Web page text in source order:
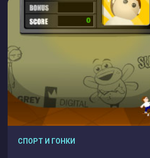
СПОРТ И ГОНКИ